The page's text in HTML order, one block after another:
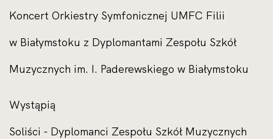
Koncert Orkiestry Symfonicznej UMFC Filii
w Białymstoku z Dyplomantami Zespołu Szkół
Muzycznych im. I. Paderewskiego w Białymstoku
Wystąpią
Soliści - Dyplomanci Zespołu Szkół Muzycznych